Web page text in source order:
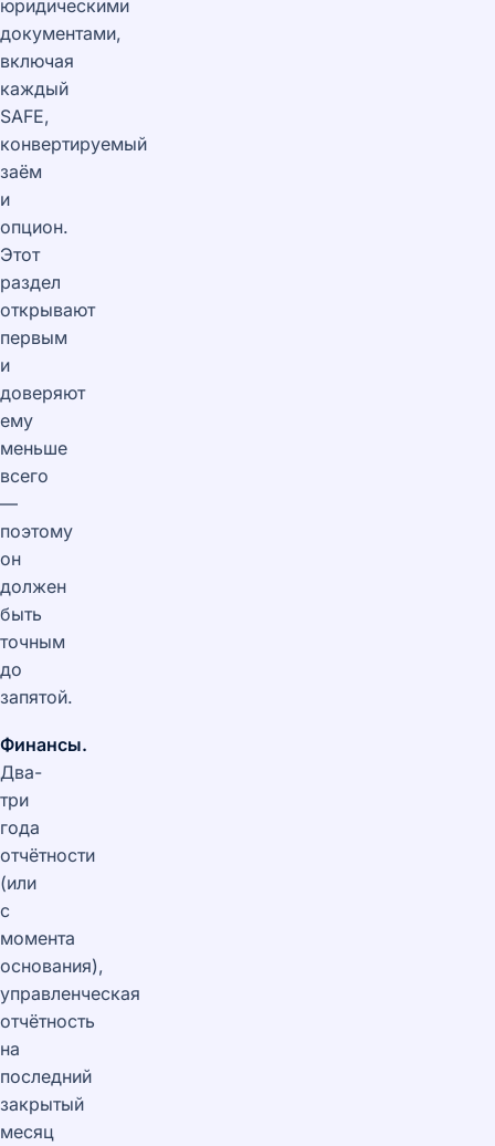
юридическими
документами,
включая
каждый
SAFE,
конвертируемый
заём
и
опцион.
Этот
раздел
открывают
первым
и
доверяют
ему
меньше
всего
—
поэтому
он
должен
быть
точным
до
запятой.
Финансы.
Два-
три
года
отчётности
(или
с
момента
основания),
управленческая
отчётность
на
последний
закрытый
месяц